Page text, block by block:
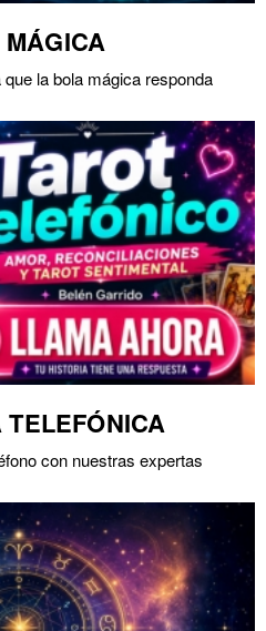
la bola mágica responda
TELEFÓNICA
con nuestras expertas